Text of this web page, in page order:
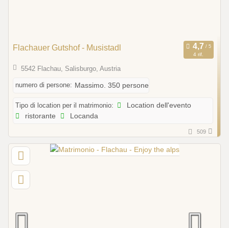
Flachauer Gutshof - Musistadl
4 rif.
5542 Flachau, Salisburgo, Austria
numero di persone: Massimo. 350 persone
Tipo di location per il matrimonio:
Location dell'evento
ristorante
Locanda
509